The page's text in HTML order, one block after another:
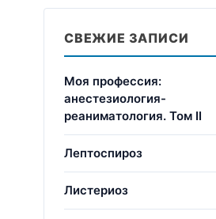
СВЕЖИЕ ЗАПИСИ
Моя профессия:
анестезиология-
реаниматология. Том II
Лептоспироз
Листериоз